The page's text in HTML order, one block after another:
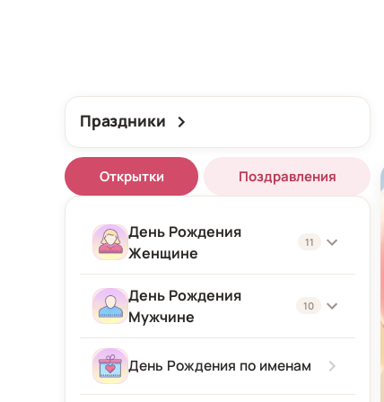
Праздники
Открытки Поздравления
День Рождения
Женщине
11
Женщине
Подруге
Девушке
День Рождения
Мужчине
10
Мужчине
День Рождения по именам